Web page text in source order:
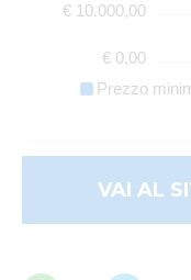
Prezzo
€ 10.000,00
€ 0,00
VAI AL